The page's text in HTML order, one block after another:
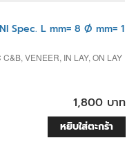
Spec. L mm= 8 Ø mm= 1
VENEER, IN LAY, ON LAY
1,800 บาท
หยิบใส่ตะกร้า